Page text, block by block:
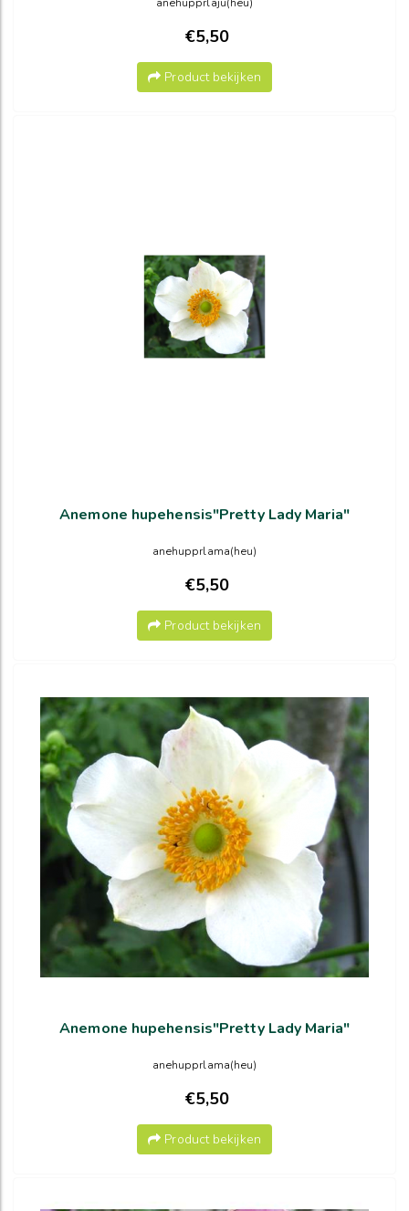
€5,50
Product bekijken
Anemone hupehensis"Pretty Lady Maria"
anehupprlama(heu)
€5,50
Product bekijken
Anemone hupehensis"Pretty Lady Maria"
anehupprlama(heu)
€5,50
Product bekijken